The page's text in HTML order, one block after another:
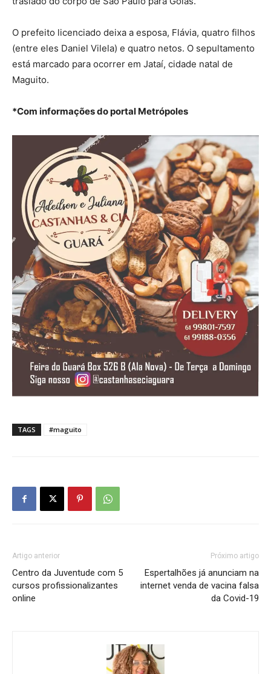
O prefeito licenciado deixa a esposa, Flávia, quatro filhos
(entre eles Daniel Vilela) e quatro netos. O sepultamento
está marcado para ocorrer em Jataí, cidade natal de
Maguito.
*Com informações do portal Metrópoles
TAGS #maguito
Artigo anterior
Centro da Juventude com 5
cursos profissionalizantes
online
Próximo artigo
Espertalhões já anunciam na
internet venda de vacina falsa
da Covid-19